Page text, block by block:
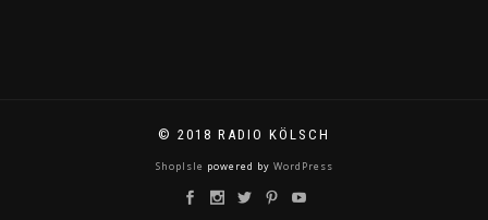
© 2018 RADIO KÖLSCH
ShopIsle powered by WordPress